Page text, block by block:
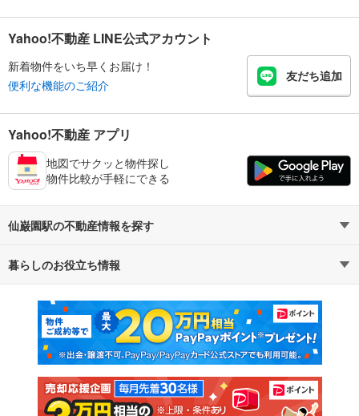
Yahoo!不動産 LINE公式アカウント
新着物件をいち早くお届け！
便利な機能のご紹介
友だち追加
Yahoo!不動産 アプリ
地図でサクッと物件探し
物件比較が手軽にできる
仙巌園駅の不動産情報を探す
不動産・住宅
新築マンション 中古マンション
新築一戸建て 中古一戸建て
注文住宅 土地
暮らしのお役立ち情報
マンションカタログ 教えて！住まいの先生